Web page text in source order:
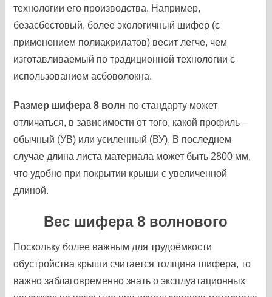
технологии его производства. Например,
безасбестовый, более экологичный шифер (с
применением полиакрилатов) весит легче, чем
изготавливаемый по традиционной технологии с
использованием асбоволокна.
Размер шифера 8 волн по стандарту может
отличаться, в зависимости от того, какой профиль –
обычный (УВ) или усиленный (ВУ). В последнем
случае длина листа материала может быть 2800 мм,
что удобно при покрытии крыши с увеличенной
длиной.
Вес шифера 8 волнового
Поскольку более важным для трудоёмкости
обустройства крыши считается толщина шифера, то
важно заблаговременно знать о эксплуатационных